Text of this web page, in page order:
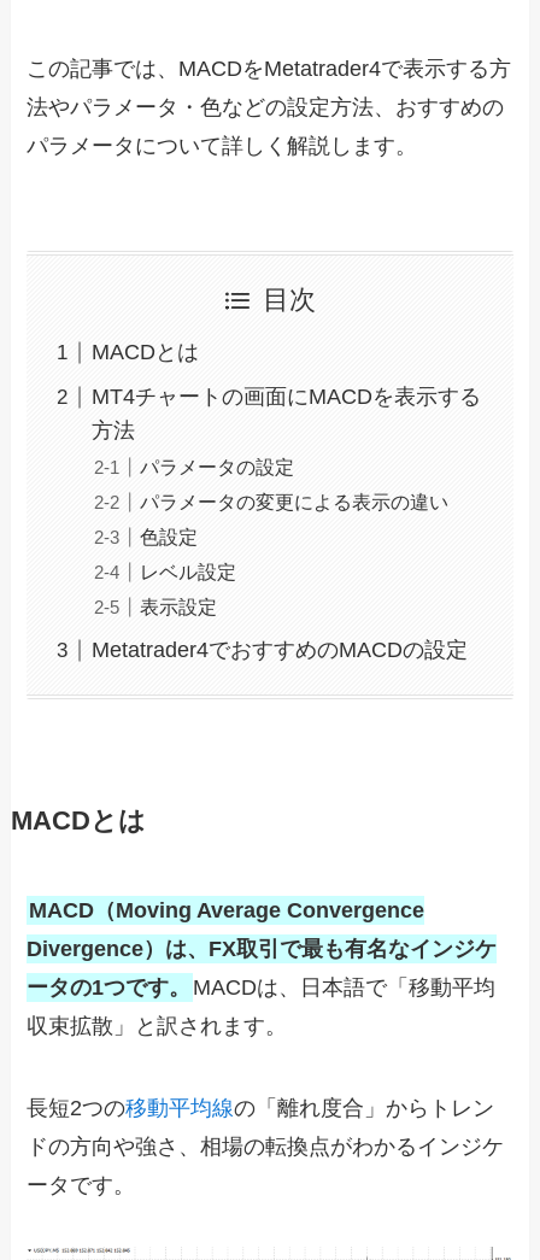
この記事では、MACDをMetatrader4で表示する方
法やパラメータ・色などの設定方法、おすすめの
パラメータについて詳しく解説します。
目次
MACDとは
MT4チャートの画面にMACDを表示する
方法
パラメータの設定
パラメータの変更による表示の違い
色設定
レベル設定
表示設定
Metatrader4でおすすめのMACDの設定
MACDとは
MACD（Moving Average Convergence
Divergence）は、FX取引で最も有名なインジケ
ータの1つです。
MACDは、日本語で「移動平均
収束拡散」と訳されます。
長短2つの移動平均線の「離れ度合」からトレン
ドの方向や強さ、相場の転換点がわかるインジケ
ータです。